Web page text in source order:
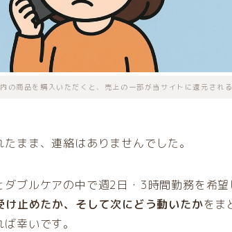
商品を購入いただくと、売上の一部が当サイトに還元される
まま、連絡はありませんでした。
ブルケアの中で週2日・3時間勤務を希
け止めたか、そして次にどう動いたかをま
幸いです。